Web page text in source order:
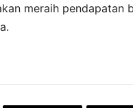
meraih pendapatan